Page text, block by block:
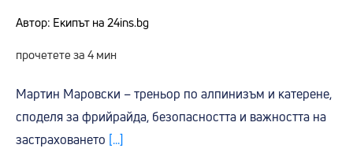
Автор: Екипът на 24ins.bg
прочетете за 4 мин
Мартин Маровски – треньор по алпинизъм и катерене,
споделя за фрийрайда, безопасността и важността на
застраховането [...]